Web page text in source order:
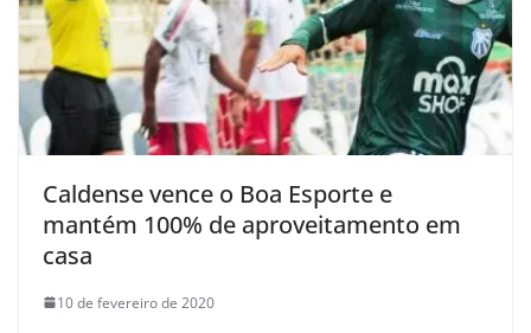
Caldense vence o Boa Esporte e
mantém 100% de aproveitamento em
casa
10 de fevereiro de 2020